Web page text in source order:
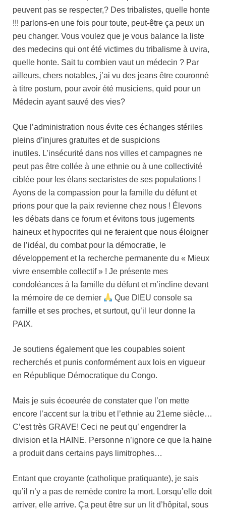
peuvent pas se respecter,? Des tribalistes, quelle honte
!!! parlons-en une fois pour toute, peut-être ça peux un
peu changer. Vous voulez que je vous balance la liste
des medecins qui ont été victimes du tribalisme à uvira,
quelle honte. Sait tu combien vaut un médecin ? Par
ailleurs, chers notables, j’ai vu des jeans être couronné
à titre postum, pour avoir été musiciens, quid pour un
Médecin ayant sauvé des vies?
Que l’administration nous évite ces échanges stériles
pleins d’injures gratuites et de suspicions
inutiles. L’insécurité dans nos villes et campagnes ne
peut pas être collée à une ethnie ou à une collectivité
ciblée pour les élans sectaristes de ses populations !
Ayons de la compassion pour la famille du défunt et
prions pour que la paix revienne chez nous ! Élevons
les débats dans ce forum et évitons tous jugements
haineux et hypocrites qui ne feraient que nous éloigner
de l’idéal, du combat pour la démocratie, le
développement et la recherche permanente du « Mieux
vivre ensemble collectif » ! Je présente mes
condoléances à la famille du défunt et m’incline devant
la mémoire de ce dernier
Que DIEU console sa
famille et ses proches, et surtout, qu’il leur donne la
PAIX.
Je soutiens également que les coupables soient
recherchés et punis conformément aux lois en vigueur
en République Démocratique du Congo.
Mais je suis écoeurée de constater que l’on mette
encore l’accent sur la tribu et l’ethnie au 21eme siècle…
C’est très GRAVE! Ceci ne peut qu’ engendrer la
division et la HAINE. Personne n’ignore ce que la haine
a produit dans certains pays limitrophes…
Entant que croyante (catholique pratiquante), je sais
qu’il n’y a pas de remède contre la mort. Lorsqu’elle doit
arriver, elle arrive. Ça peut être sur un lit d’hôpital, sous